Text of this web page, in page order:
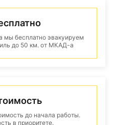
мы бесплатно эвакуируем
до 50 км. от МКАД-а
до начала работы.
в приоритете.